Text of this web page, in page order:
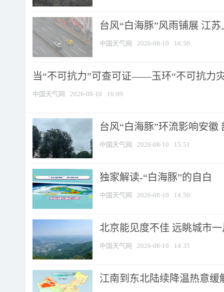
台风“白海豚”风雨铺展 江
中国天气网 2026-08-10 16:50
当“不可抗力”可查可证——玉环“不可抗力
中国天气网 2026-08-10 16:09
台风“白海豚”环流影响安
中国天气网 2026-08-10 15:51
​独家解读-“白海豚”的自白
中国天气网 2026-08-10 14:50
北京能见度不佳 远眺城市
中国天气网 2026-08-10 14:35
江南到东北陆续降温热意缓